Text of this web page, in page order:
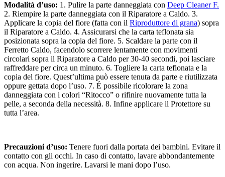
Modalità d’uso: 1. Pulire la parte danneggiata con Deep Cleaner F.
2. Riempire la parte danneggiata con il Riparatore a Caldo. 3.
Applicare la copia del fiore (fatta con il Riproduttore di grana) sopra
il Riparatore a Caldo. 4. Assicurarsi che la carta teflonata sia
posizionata sopra la copia del fiore. 5. Scaldare la parte con il
Ferretto Caldo, facendolo scorrere lentamente con movimenti
circolari sopra il Riparatore a Caldo per 30-40 secondi, poi lasciare
raffreddare per circa un minuto. 6. Togliere la carta teflonata e la
copia del fiore. Quest’ultima può essere tenuta da parte e riutilizzata
oppure gettata dopo l’uso. 7. É possibile ricolorare la zona
danneggiata con i colori “Ritocco” o rifinire nuovamente tutta la
pelle, a seconda della necessità. 8. Infine applicare il Protettore su
tutta l’area.
Precauzioni d’uso: Tenere fuori dalla portata dei bambini. Evitare il
contatto con gli occhi. In caso di contatto, lavare abbondantemente
con acqua. Non ingerire. Lavarsi le mani dopo l’uso.